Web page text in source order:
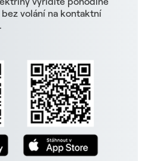
volání na kontaktní